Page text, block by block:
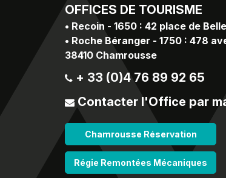
OFFICES DE TOURISME
• Recoin - 1650 : 42 place de
• Roche Béranger - 1750 : 478
38410 Chamrousse
+ 33 (0)4 76 89 92 65
Contacter l'Office par
Chamrousse Réservation
Régie Remontées Mécaniques